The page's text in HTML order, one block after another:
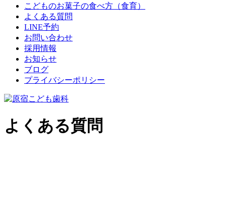
こどものお菓子の食べ方（食育）
よくある質問
LINE予約
お問い合わせ
採用情報
お知らせ
ブログ
プライバシーポリシー
よくある質問